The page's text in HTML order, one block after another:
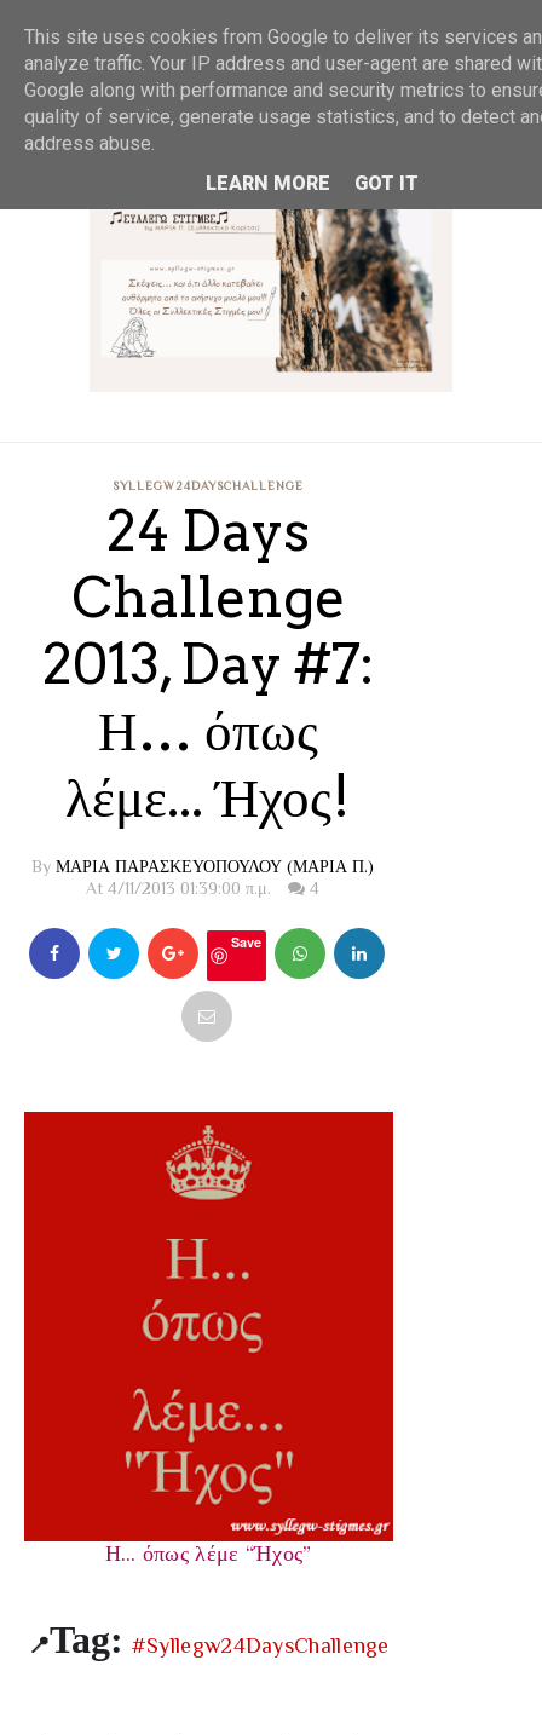
MENU
SYLLEGW24DAYSCHALLENGE
24 Days
Challenge
2013, Day #7:
Η… όπως
λέμε... Ήχος!
By ΜΑΡΙΑ ΠΑΡΑΣΚΕΥΟΠΟΥΛΟΥ (ΜΑΡΙΑ Π.)
At 4/11/2013 01:39:00 π.μ.
4
Save
Η… όπως λέμε “Ήχος”
📍Tag: #Syllegw24DaysChallenge
This site uses cookies from Google to deliver its services
analyze traffic. Your IP address and user-agent are shared
Google along with performance and security metrics to
quality of service, generate usage statistics, and to detect
address abuse.
LEARN MORE
GOT IT